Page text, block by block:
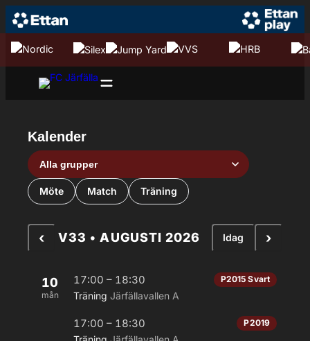
Hoppa till innehåll
Hoppa
till
innehåll
Kalender
Grupp
Aktivitetstyp
Möte Match Träning
‹ V33 • AUGUSTI 2026 Idag ›
10
mån
17:00 – 18:30 P2015 Svart
Träning Järfällavallen A
17:00 – 18:30 P2019